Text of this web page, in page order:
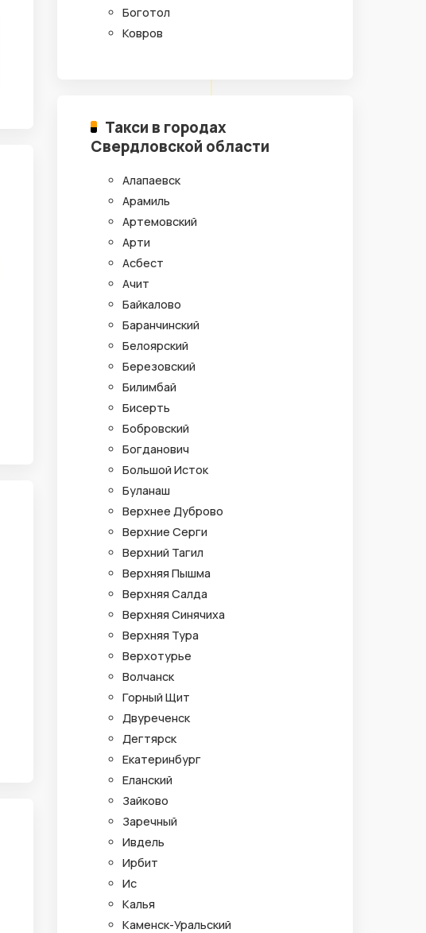
Боготол
Ковров
Такси в городах
Свердловской области
Алапаевск
Арамиль
Артемовский
Арти
Асбест
Ачит
Байкалово
Баранчинский
Белоярский
Березовский
Билимбай
Бисерть
Бобровский
Богданович
Большой Исток
Буланаш
Верхнее Дуброво
Верхние Серги
Верхний Тагил
Верхняя Пышма
Верхняя Салда
Верхняя Синячиха
Верхняя Тура
Верхотурье
Волчанск
Горный Щит
Двуреченск
Дегтярск
Екатеринбург
Еланский
Зайково
Заречный
Ивдель
Ирбит
Ис
Калья
Каменск-Уральский